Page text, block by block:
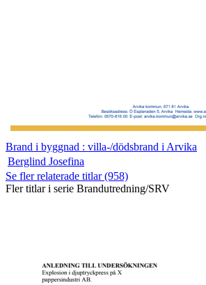
Brand i byggnad : villa-/dödsbrand i Arvika
Berglind Josefina
Se fler relaterade titlar (958)
Fler titlar i serie Brandutredning/SRV